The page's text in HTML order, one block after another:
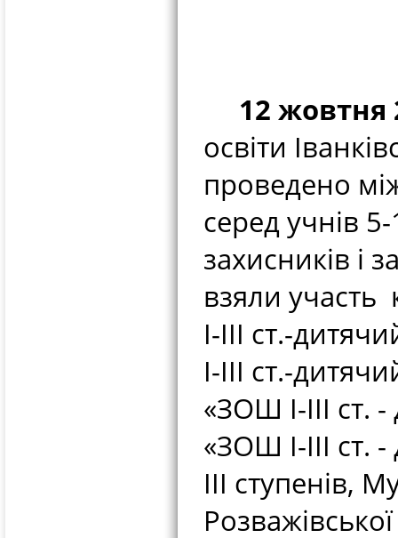
12 жовтня
освіти
проведено
серед учнів
захисників і
взяли
І-ІІІ ст.-
І-ІІІ ст.-
«ЗОШ І-ІІІ ст.
«ЗОШ І-ІІІ
ІІІ ступенів,